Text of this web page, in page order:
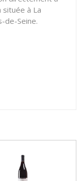
à La
de-Seine.